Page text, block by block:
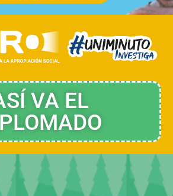
VA EL